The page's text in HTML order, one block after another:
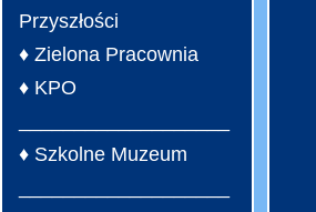
Przyszłości
♦ Zielona Pracownia
♦ KPO
♦ Szkolne Muzeum